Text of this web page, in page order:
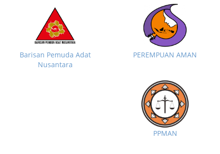
Barisan Pemuda Adat
Nusantara
PEREMPUAN AMAN
PPMAN